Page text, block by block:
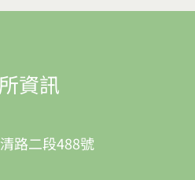
資訊
路二段488號